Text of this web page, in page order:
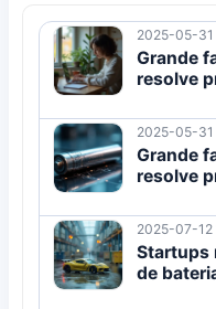
2025-05-31
Grande
resolve
2025-05-31
Grande
resolve
2025-07-12
Startups
de